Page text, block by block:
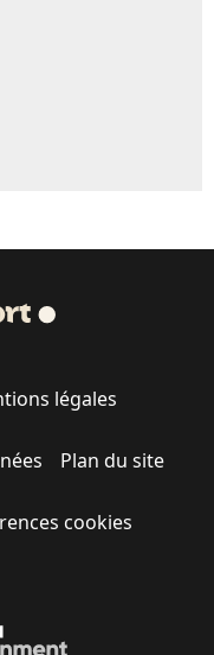
légales
Plan du site
cookies